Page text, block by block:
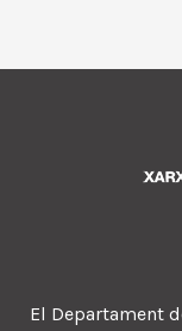
El Departament